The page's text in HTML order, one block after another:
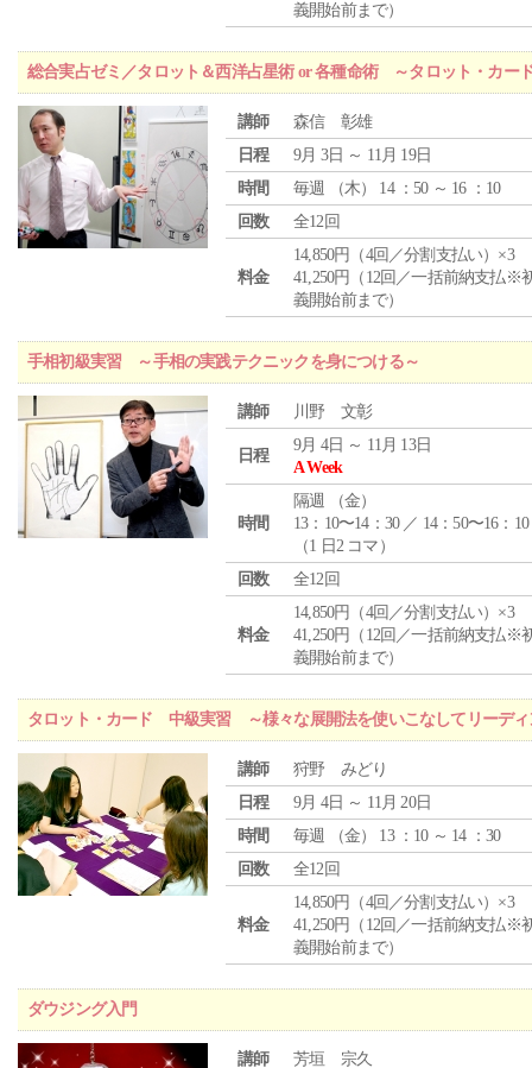
義開始前まで）
総合実占ゼミ／タロット＆西洋占星術 or 各種命術 ～タロット・カー
講師
森信 彰雄
日程
9月 3日 ～ 11月 19日
時間
毎週 （木） 14 ：50 ～ 16 ：10
回数
全12回
料金
14,850円（4回／分割支払い）×3
41,250円（12回／一括前納支払※
義開始前まで）
手相初級実習 ～手相の実践テクニックを身につける～
講師 川野 文彰
日程
9月 4日 ～ 11月 13日
A Week
時間
隔週 （金）
13：10〜14：30 ／ 14：50〜16：10
（1 日2 コマ）
回数
全12回
料金
14,850円（4回／分割支払い）×3
41,250円（12回／一括前納支払※
義開始前まで）
タロット・カード 中級実習 ～様々な展開法を使いこなしてリーディ
講師
狩野 みどり
日程
9月 4日 ～ 11月 20日
時間
毎週 （金） 13 ：10 ～ 14 ：30
回数
全12回
料金
14,850円（4回／分割支払い）×3
41,250円（12回／一括前納支払※
義開始前まで）
ダウジング入門
講師 芳垣 宗久